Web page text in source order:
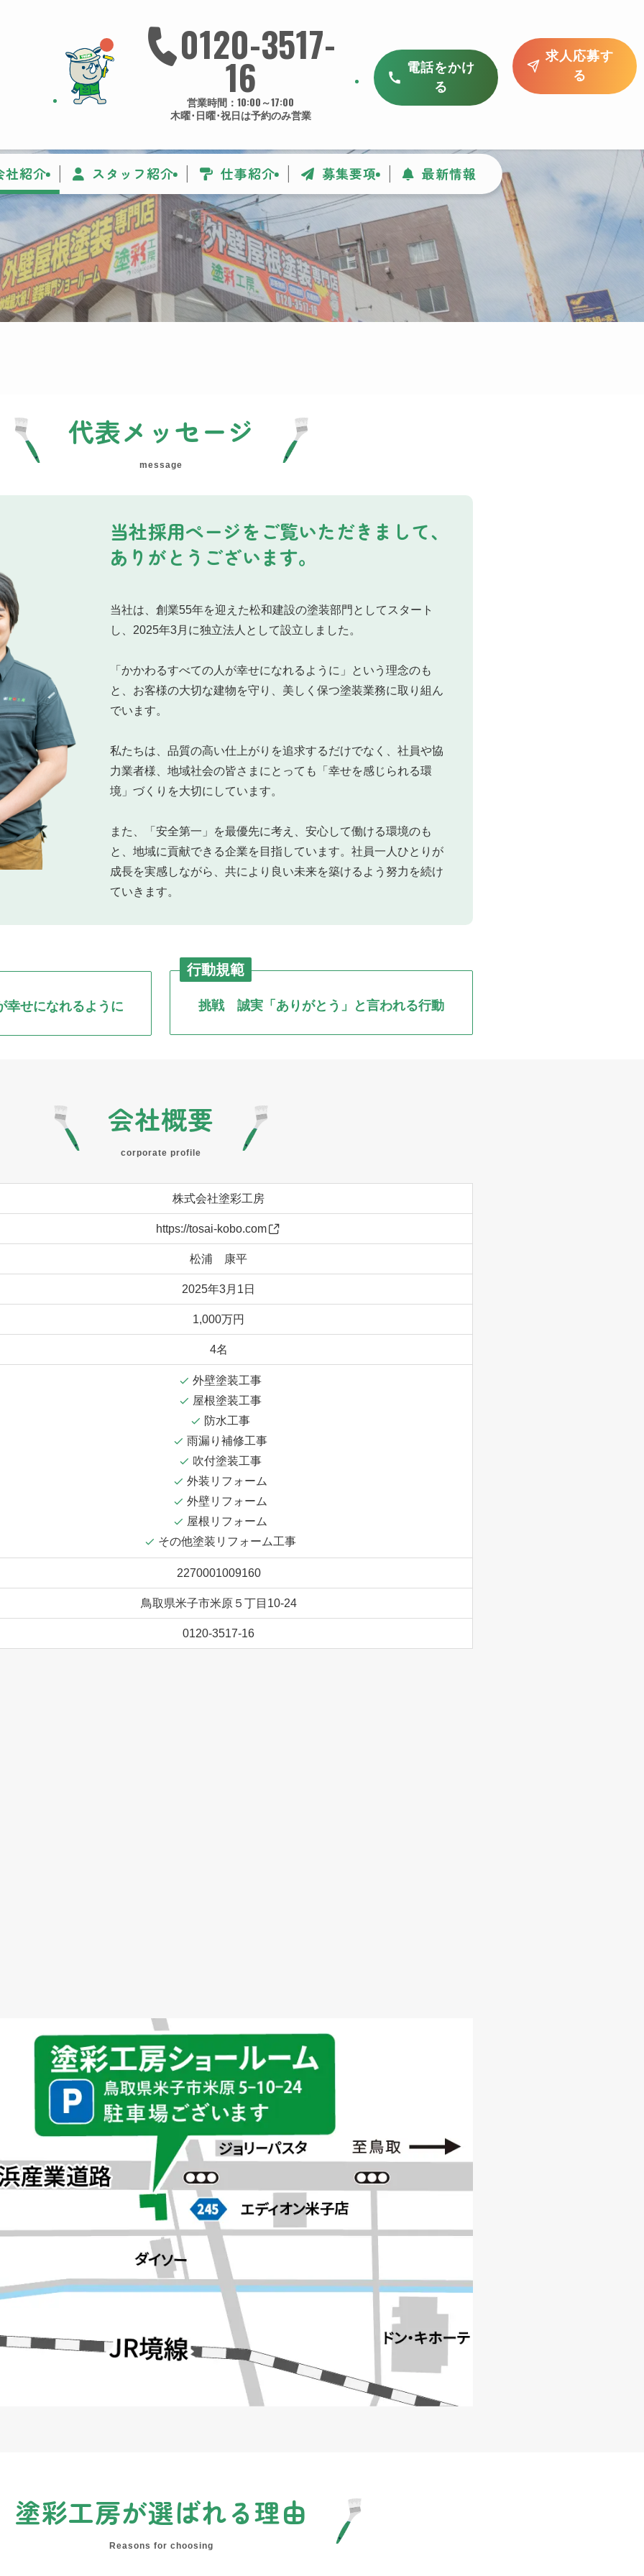
社紹介 スタッフ紹介 仕事紹介 募集要項 最新情報
0120-3517-
16
営業時間：10:00～17:00
木曜･日曜･祝日は予約のみ営業
電話をかけ
る
求人応募す
る
代表メッセージ
message
当社採用ページをご覧いただきまして、
ありがとうございます。
当社は、創業55年を迎えた松和建設の塗装部門としてスタート
し、2025年3月に独立法人として設立しました。
「かかわるすべての人が幸せになれるように」という理念のも
と、お客様の大切な建物を守り、美しく保つ塗装業務に取り組ん
でいます。
私たちは、品質の高い仕上がりを追求するだけでなく、社員や協
力業者様、地域社会の皆さまにとっても「幸せを感じられる環
境」づくりを大切にしています。
また、「安全第一」を最優先に考え、安心して働ける環境のも
と、地域に貢献できる企業を目指しています。社員一人ひとりが
成長を実感しながら、共により良い未来を築けるよう努力を続け
ていきます。
幸せになれるように
行動規範
挑戦 誠実 「ありがとう」と言われる行動
会社概要
corporate profile
株式会社塗彩工房
https://tosai-kobo.com
松浦 康平
2025年3月1日
1,000万円
4名
外壁塗装工事
屋根塗装工事
防水工事
雨漏り補修工事
吹付塗装工事
外装リフォーム
外壁リフォーム
屋根リフォーム
その他塗装リフォーム工事
2270001009160
鳥取県米子市米原５丁目10-24
0120-3517-16
塗彩工房が選ばれる理由
Reasons for choosing